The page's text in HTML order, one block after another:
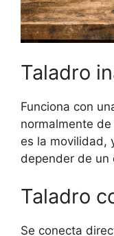
Taladro
Funciona con
normalmente
es la movilidad,
depender de un
Taladro
Se conecta